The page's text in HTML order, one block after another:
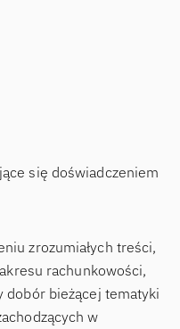
się doświadczeniem
zrozumiałych treści,
rachunkowości,
dobór bieżącej tematyki
w